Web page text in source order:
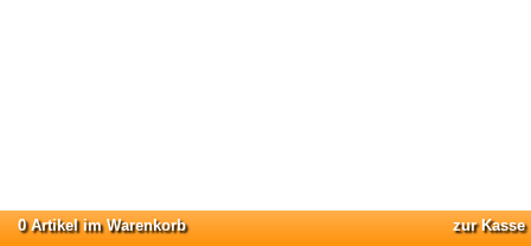
0 Artikel im Warenkorb zur Kasse